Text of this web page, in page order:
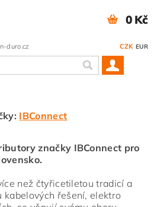
duro.cz CZK EUR
0 Kč
IBConnect
značky IBConnect pro
než čtyřicetiletou tradicí a
kabelových řešení, elektro